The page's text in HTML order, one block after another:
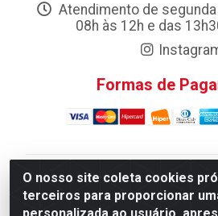
O nosso site coleta cookies
terceiros para proporcionar
Atendimento de
08h às 12h e das
Formas de
Atacadao da Limpeza F. Pereira
Distribuicao LTDA - Quadra Qi 10
Industrial (Taguatinga), Brasília/